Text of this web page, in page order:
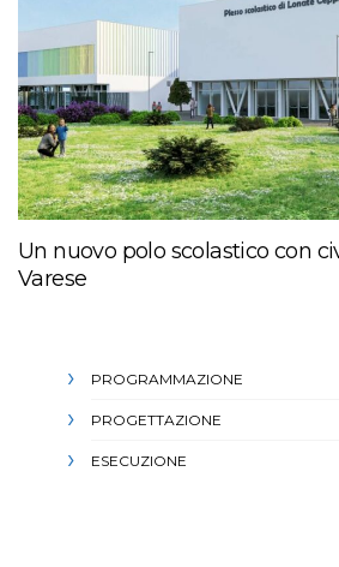
Un nuovo polo scolastico con
Varese
PROGRAMMAZIONE
PROGETTAZIONE
ESECUZIONE